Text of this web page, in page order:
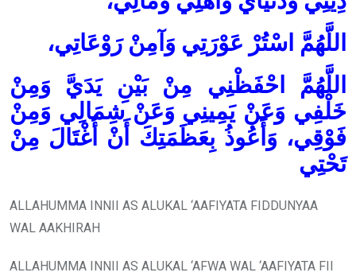
اللَّهُمَّ اسْتُرْ عَوْرَتِي وَآمِنْ رَوْعَاتِي،
اللَّهُمَّ احْفَظْنِي مِنْ بَيْنِ يَدَيَّ وَمِنْ
خَلْفِي وَعَنْ يَمِينِي وَعَنْ شِمَالِي وَمِنْ
فَوْقِي، وَأَعُوذُ بِعَظَمَتِكَ أَنْ أُغْتَالَ مِنْ
تَحْتِي
ALLAHUMMA INNII AS ALUKAL ‘AAFIYATA FIDDUNYAA
WAL AAKHIRAH
ALLAHUMMA INNII AS ALUKAL ‘AFWA WAL ‘AAFIYATA FII